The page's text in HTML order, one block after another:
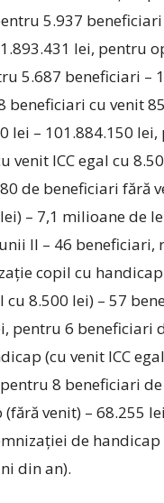
5.937
lei, pentru
5.687 beneficiari –
beneficiari cu venit
lei – 101.884.150
venit ICC egal cu
de beneficiari fără
– 7,1 milioane de
II – 46 beneficiari,
copil cu handicap
cu 8.500 lei) – 57
pentru 6 beneficiari
(cu venit ICC
8 beneficiari
venit) – 68.255
de handicap
din an).